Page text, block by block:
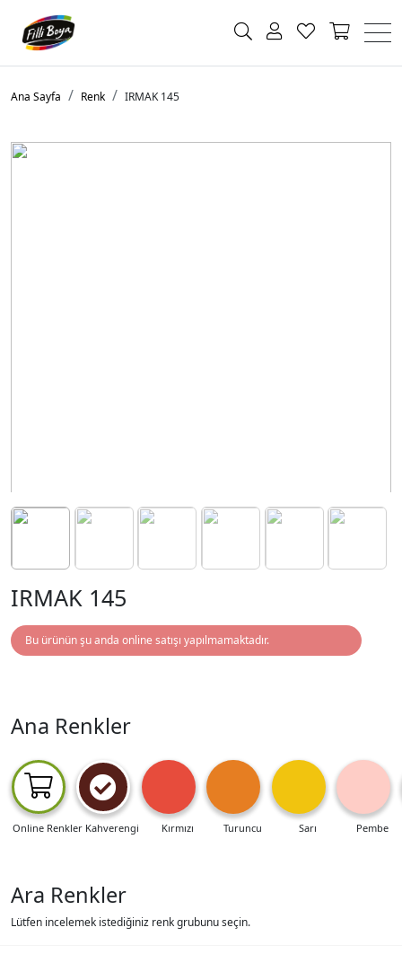
Ana Sayfa Renk IRMAK 145
IRMAK 145
Bu ürünün şu anda online satışı yapılmamaktadır.
Ana Renkler
Online Renkler Kahverengi Kırmızı Turuncu Sarı Pembe
Ara Renkler
Lütfen incelemek istediğiniz renk grubunu seçin.